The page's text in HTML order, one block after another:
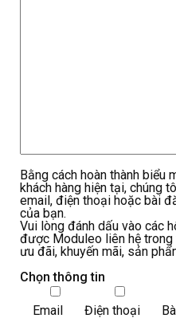
Bằng cách hoàn thành biểu
khách hàng hiện tại, chúng
email, điện thoại hoặc bài
của bạn.
Vui lòng đánh dấu vào các
được Moduleo liên hệ
ưu đãi, khuyến mãi, sản
Chọn thông tin
Email Điện thoại